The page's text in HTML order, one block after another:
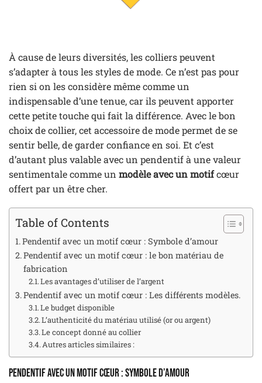
À cause de leurs diversités, les colliers peuvent
s’adapter à tous les styles de mode. Ce n’est pas pour
rien si on les considère même comme un
indispensable d’une tenue, car ils peuvent apporter
cette petite touche qui fait la différence. Avec le bon
choix de collier, cet accessoire de mode permet de se
sentir belle, de garder confiance en soi. Et c’est
d’autant plus valable avec un pendentif à une valeur
sentimentale comme un modèle avec un motifcœur
offert par un être cher.
Table of Contents
Pendentif avec un motif cœur : Symbole d’amour
Pendentif avec un motif cœur : le bon matériau de
fabrication
Les avantages d’utiliser de l’argent
Pendentif avec un motif cœur : Les différents modèles.
Le budget disponible
L’authenticité du matériau utilisé (or ou argent)
Le concept donné au collier
Autres articles similaires :
Pendentif avec un motif cœur : Symbole d’amour